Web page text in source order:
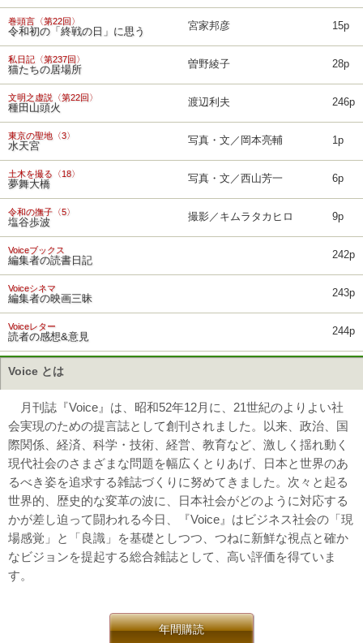
巻頭言〈第22回〉
令和初の「終戦の日」に思う 宮家邦彦 15p
私日記〈第237回〉
猫たちの居場所 曽野綾子 28p
文明之虚説〈第22回〉
種田山頭火 渡辺利夫 246p
東京の聖地〈3〉
水天宮 写真・文／岡本亮輔 1p
土木を撮る〈18〉
夢舞大橋 写真・文／西山芳一 6p
令和の撫子〈5〉
塩谷歩波 撮影／キムラタカヒロ 9p
Voiceブックス
編集者の読書日記 242p
Voiceシネマ
編集者の映画三昧 243p
Voiceレター
読者の感想&意見 244p
Voice とは
月刊誌『Voice』は、昭和52年12月に、21世紀のよりよい社
会実現のための提言誌として創刊されました。以来、政治、国
際関係、経済、科学・技術、経営、教育など、激しく揺れ動く
現代社会のさまざまな問題を幅広くとりあげ、日本と世界のあ
るべき姿を追求する雑誌づくりに努めてきました。次々と起る
世界的、歴史的な変革の波に、日本社会がどのように対応する
かが差し迫って闘われる今日、『Voice』はビジネス社会の「現
場感覚」と「良識」を基礎としつつ、つねに新鮮な視点と確か
なビジョンを提起する総合雑誌として、高い評価を得ていま
す。
年間購読